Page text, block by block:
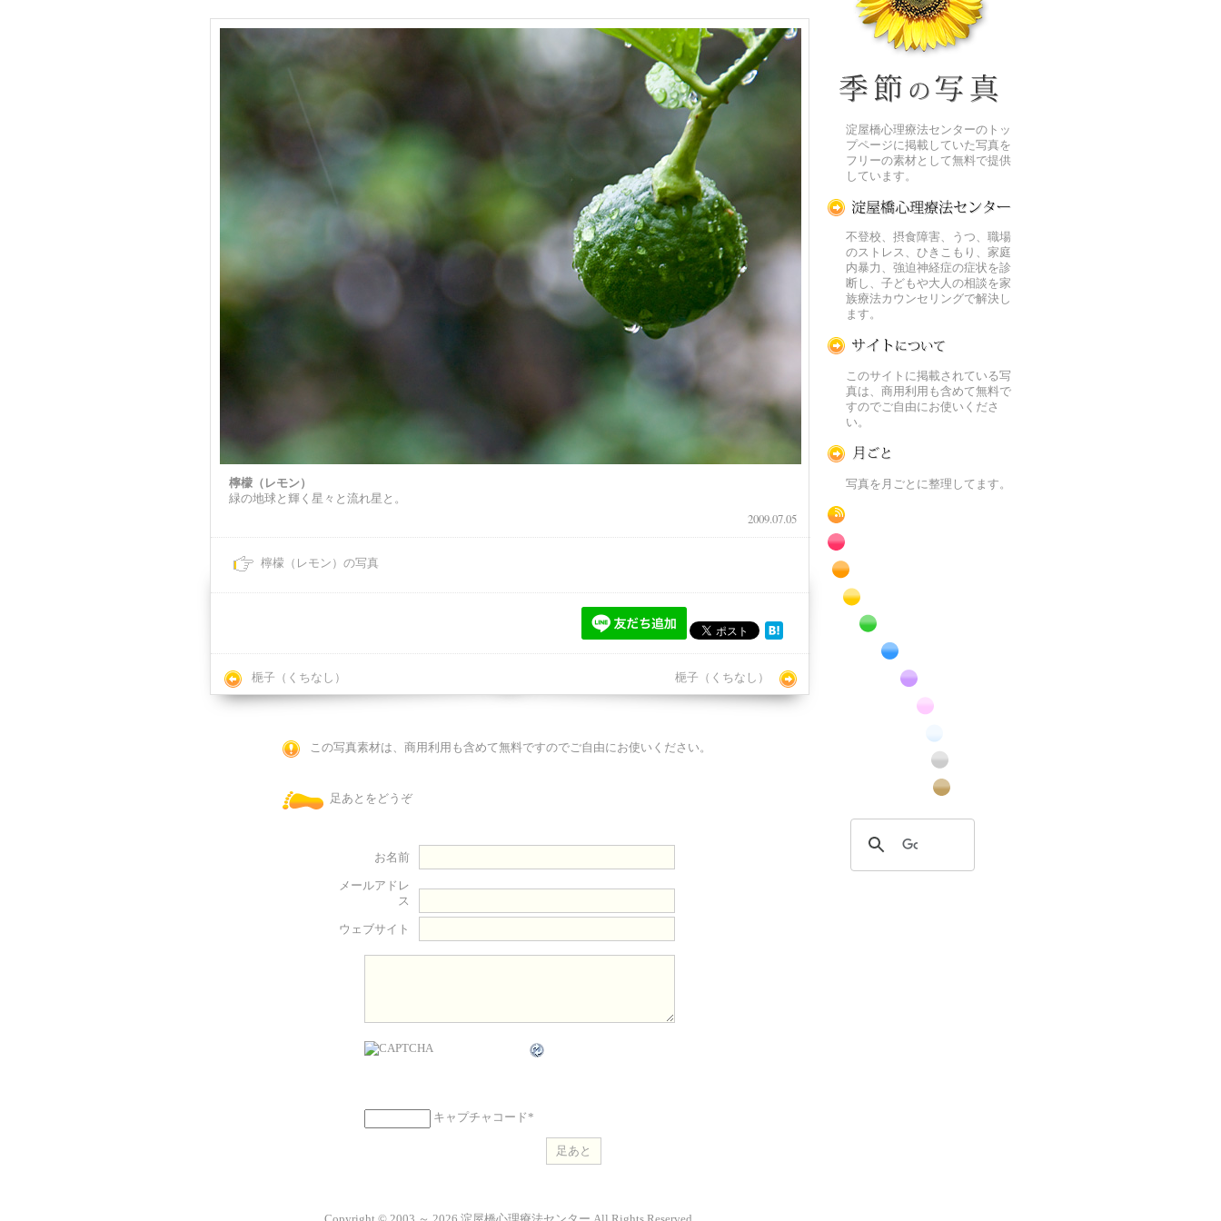
檸檬（レモン）
緑の地球と輝く星々と流れ星と。
2009.07.05
檸檬（レモン）の写真
梔子（くちなし） 梔子（くちなし）
この写真素材は、商用利用も含めて無料ですのでご自由にお使いください。
足あとをどうぞ
お名前
メールアドレ
ス
ウェブサイト
キャプチャコード *
淀屋橋心理療法センターのトッ
プページに掲載していた写真を
フリーの素材として無料で提供
しています。
不登校、摂食障害、うつ、職場
のストレス、ひきこもり、家庭
内暴力、強迫神経症の症状を診
断し、子どもや大人の相談を家
族療法カウンセリングで解決し
ます。
このサイトに掲載されている写
真は、商用利用も含めて無料で
すのでご自由にお使いくださ
い。
写真を月ごとに整理してます。
RSS
赤色の花のフリー写真素材
橙色の花のフリー写真素材
黄色の花のフリー写真素材
緑色の花のフリー写真素材
青色の花のフリー写真素材
紫色の花のフリー写真素材
白色の花のフリー写真素材
昆虫のフリー写真素材